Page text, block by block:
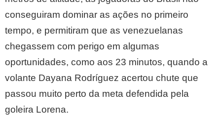
conseguiram dominar as ações no primeiro
tempo, e permitiram que as venezuelanas
chegassem com perigo em algumas
oportunidades, como aos 23 minutos, quando a
volante Dayana Rodríguez acertou chute que
passou muito perto da meta defendida pela
goleira Lorena.